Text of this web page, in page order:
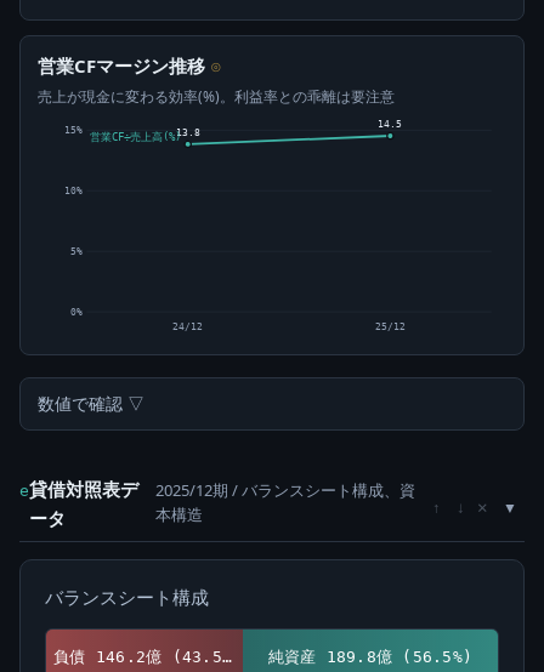
営業CFマージン推移 ⊙
売上が現金に変わる効率(%)。利益率との乖離は要注意
0%
5%
10%
15% 13.8
24/12
14.5
25/12
営業CF÷売上高(%)
数値で確認 ▽
e貸借対照表デ
ータ
2025/12期 / バランスシート構成、資
本構造
↑ ↓ ×
バランスシート構成
負債 146.2億 (43.5%) 純資産 189.8億 (56.5%)